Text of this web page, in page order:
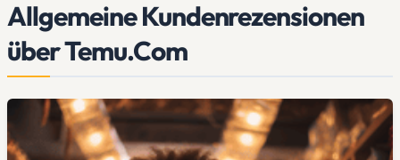
Allgemeine Kundenrezensionen
über Temu.Com